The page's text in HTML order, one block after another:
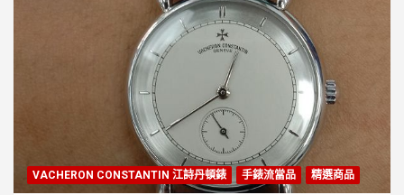
VACHERON CONSTANTIN 江詩丹頓錶 手錶流當品 精選商品